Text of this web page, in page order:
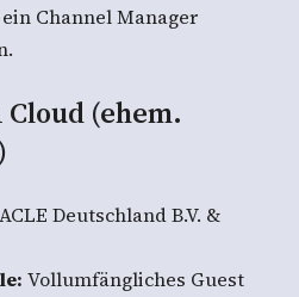
Channel Manager
Cloud (ehem.
Deutschland B.V. &
Vollumfängliches Guest